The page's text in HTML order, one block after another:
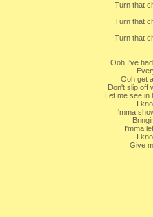
Turn that
Turn that
Turn that
Ooh I've
Ooh get
Don't slip off
Let me see
I
I'mma
I'mma
I
Give